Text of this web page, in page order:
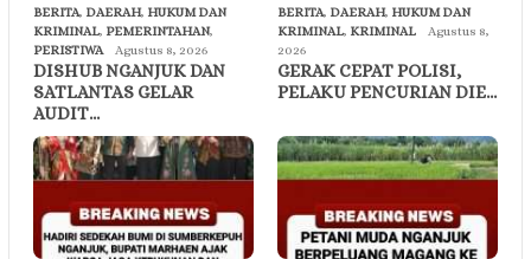
BERITA, DAERAH, HUKUM DAN
KRIMINAL, PEMERINTAHAN,
PERISTIWA
Agustus 8, 2026
DISHUB NGANJUK DAN
SATLANTAS GELAR
AUDIT…
BERITA, DAERAH, HUKUM DAN
KRIMINAL, KRIMINAL
Agustus 8,
2026
GERAK CEPAT POLISI,
PELAKU PENCURIAN DIE…